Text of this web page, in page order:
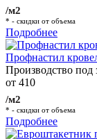
/м2
* - скидки от объема
Подробнее
Профнастил
Производство под
от 410
/м2
* - скидки от объема
Подробнее